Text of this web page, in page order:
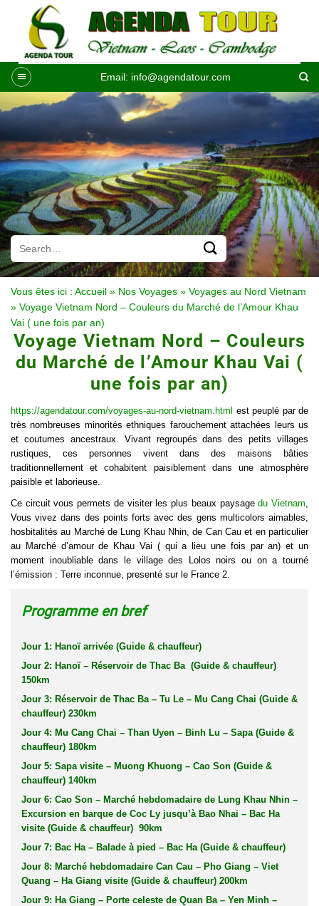
contenu
Email: info@agendatour.com
Vous êtes ici : Accueil » Nos Voyages » Voyages au Nord Vietnam
» Voyage Vietnam Nord – Couleurs du Marché de l’Amour Khau
Vai ( une fois par an)
Voyage Vietnam Nord – Couleurs
du Marché de l’Amour Khau Vai (
une fois par an)
https://agendatour.com/voyages-au-nord-vietnam.html est peuplé par de
très nombreuses minorités ethniques farouchement attachées leurs us
et coutumes ancestraux. Vivant regroupés dans des petits villages
rustiques, ces personnes vivent dans des maisons bâties
traditionnellement et cohabitent paisiblement dans une atmosphère
paisible et laborieuse.
Ce circuit vous permets de visiter les plus beaux paysagedu Vietnam
Vous vivez dans des points forts avec des gens multicolors aimables,
hosbitalités au Marché de Lung Khau Nhin, de Can Cau et en particulier
au Marché d’amour de Khau Vai ( qui a lieu une fois par an) et un
moment inoubliable dans le village des Lolos noirs ou on a tourné
l’émission : Terre inconnue, presenté sur le France 2.
Programme en bref
Jour 1: Hanoï arrivée (Guide & chauffeur)
Jour 2: Hanoï – Réservoir de Thac Ba (Guide & chauffeur)
150km
Jour 3: Réservoir de Thac Ba – Tu Le – Mu Cang Chai (Guide &
chauffeur) 230km
Jour 4: Mu Cang Chai – Than Uyen – Binh Lu – Sapa (Guide &
chauffeur) 180km
Jour 5: Sapa visite – Muong Khuong – Cao Son (Guide &
chauffeur) 140km
Jour 6: Cao Son – Marché hebdomadaire de Lung Khau Nhin –
Excursion en barque de Coc Ly jusqu’à Bao Nhai – Bac Ha
visite (Guide & chauffeur) 90km
Jour 7: Bac Ha – Balade à pied – Bac Ha (Guide & chauffeur)
Jour 8: Marché hebdomadaire Can Cau – Pho Giang – Viet
Quang – Ha Giang visite (Guide & chauffeur) 200km
Jour 9: Ha Giang – Porte celeste de Quan Ba – Yen Minh –